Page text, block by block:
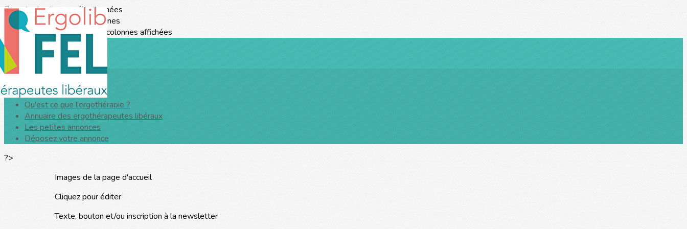
Exporter les lignes sélectionnées
Exporter toutes les colonnes
Exporter uniquement les colonnes affichées
Menu
<
>
Qu'est ce que l'ergothérapie ?
Annuaire des ergothérapeutes libéraux
Les petites annonces
Déposez votre annonce
?>
Images de la page d'accueil
Cliquez pour éditer
Texte, bouton et/ou inscription à la newsletter